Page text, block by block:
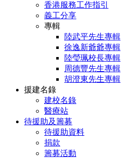
香港服務工作指引
義工分享
專輯
陸武平先生專輯
徐逸新爺爺專輯
陸瑩珮校長專輯
周德豐先生專輯
胡澄東先生專輯
援建名錄
建校名錄
醫療站
待援助及籌募
待援助資料
捐款
籌募活動